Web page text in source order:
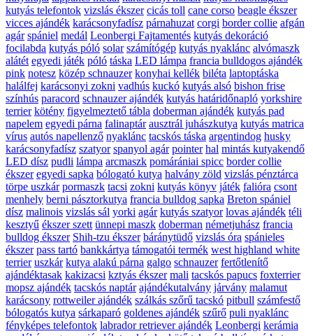
kutyás telefontok vizslás ékszer cicás toll cane corso beagle ékszer
vicces ajándék karácsonyfadísz párnahuzat corgi border collie afgán
agár spániel medál Leonbergi Fajtamentés kutyás dekoráció
focilabda kutyás póló solar számítógép kutyás nyaklánc alvómaszk
alátét egyedi játék póló táska LED lámpa francia bulldogos ajándék
pink notesz közép schnauzer konyhai kellék biléta laptoptáska
halálfej karácsonyi zokni vadhús kuckó kutyás alsó bishon frise
színhús paracord schnauzer ajándék kutyás határidőnapló yorkshire
terrier kötény figyelmeztető tábla doberman ajándék kutyás pad
napelem egyedi párna falinaptár ausztrál juhászkutya kutyás matrica
vírus autós napellenző nyaklánc tacskós táska argentindog husky
karácsonyfadísz szatyor spanyol agár pointer hal mintás kutyakendő
LED dísz pudli lámpa arcmaszk pomárániai spicc border collie
ékszer egyedi sapka bólogató kutya halvány zöld vizslás pénztárca
törpe uszkár pormaszk tacsi zokni kutyás könyv játék falióra csont
menhely berni pásztorkutya francia bulldog sapka Breton spániel
dísz malinois vizslás sál yorki agár kutyás szatyor lovas ajándék téli
kesztyű ékszer szett ünnepi maszk doberman németjuhász francia
bulldog ékszer Shih-tzu ékszer báránytüdő vizslás óra spánieles
ékszer pass tartó bankkártya támogatói termék west highland white
terrier uszkár kutya alakú párna galgo schnauzer fertőtlenítő
ajándéktasak kakizacsi kztyás ékszer mali tacskós papucs foxterrier
mopsz ajándék tacskós naptár ajándékutalvány járvány malamut
karácsony rottweiler ajándék szálkás szőrű tacskó pitbull számfestő
bólogatós kutya sárkaparó goldenes ajándék szűrő puli nyaklánc
fényképes telefontok labrador retriever ajándék Leonbergi kerámia